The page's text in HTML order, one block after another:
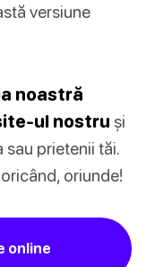
versiune
noastră
ul nostru și
prietenii tăi.
oriunde!
online